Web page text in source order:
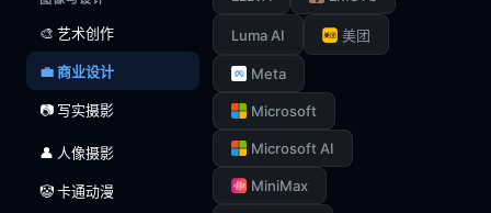
🎨 艺术创作
💼 商业设计
📷 写实摄影
👤 人像摄影
🤡 卡通动漫
Luma AI 美团
Meta
Microsoft
Microsoft AI
MiniMax